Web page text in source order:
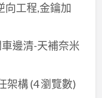
向工程,金鑰加
邊清-天補奈米
架構(4 瀏覽數)